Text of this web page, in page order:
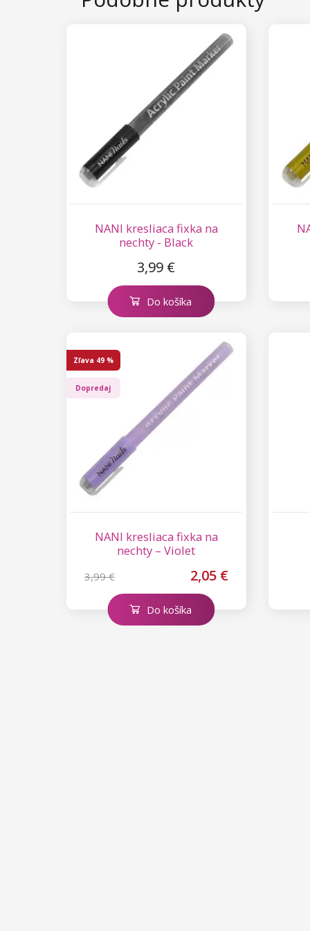
Kolekcia Princess
Príslušenstvo na predlžovanie
Gelové farby na riasy a obočie
Príslušenstvo na riasy
NANI kresliaca fixka na
nechty - Black
3,99 €
Do košíka
NANI kresliaca fixka na
nechty – Violet
3,99 € 2,05 €
Zľava 49 %
Dopredaj
Do košíka